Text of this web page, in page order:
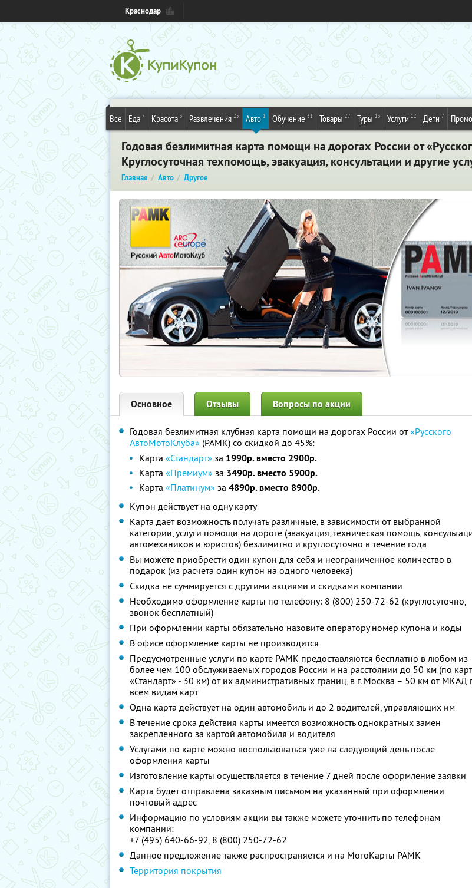
Краснодар
Все Еда 7 Красота 3 Развлечения 25 Авто 1 Обучение 31 Товары 27 Туры 13 Услуги 12 Дети 7
Годовая безлимитная карта помощи на дорогах России от
Круглосуточная техпомощь, эвакуация, консультации и другие
Главная Авто Другое
Основное Отзывы Вопросы по акции
Годовая безлимитная клубная карта помощи на дорогах России от«Русского
АвтоМотоКлуба» (РАМК) со скидкой до 45%:
Карта «Стандарт» за 1990р. вместо 2900р.
Карта «Премиум» за 3490р. вместо 5900р.
Карта «Платинум» за 4890р. вместо 8900р.
Купон действует на одну карту
Карта дает возможность получать различные, в зависимости от выбранной
категории, услуги помощи на дороге (эвакуация, техническая помощь,
автомехаников и юристов) безлимитно и круглосуточно в течение года
Вы можете приобрести один купон для себя и неограниченное количество в
подарок (из расчета один купон на одного человека)
Скидка не суммируется с другими акциями и скидками компании
Необходимо оформление карты по телефону: 8 (800) 250-72-62 (круглосуточно,
звонок бесплатный)
При оформлении карты обязательно назовите оператору номер купона и коды
В офисе оформление карты не производится
Предусмотренные услуги по карте РАМК предоставляются бесплатно в любом из
более чем 100 обслуживаемых городов России и на расстоянии до 50 км (по
«Стандарт» - 30 км) от их административных границ, в г. Москва – 50 км от МКАД
всем видам карт
Одна карта действует на один автомобиль и до 2 водителей, управляющих им
В течение срока действия карты имеется возможность однократных замен
закрепленного за картой автомобиля и водителя
Услугами по карте можно воспользоваться уже на следующий день после
оформления карты
Изготовление карты осуществляется в течение 7 дней после оформление заявки
Карта будет отправлена заказным письмом на указанный при оформлении
почтовый адрес
Информацию по условиям акции вы также можете уточнить по телефонам
компании:
+7 (495) 640-66-92, 8 (800) 250-72-62
Данное предложение также распространяется и на МотоКарты РАМК
Территория покрытия